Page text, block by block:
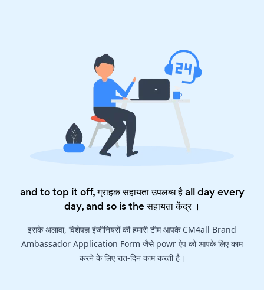
and to top it off, ग्राहक सहायता उपलब्ध है all day every
day, and so is theसहायता केंद्र।
इसके अलावा, विशेषज्ञ इंजीनियरों की हमारी टीम आपके CM4all Brand
Ambassador Application Form जैसे powr ऐप को आपके लिए काम
करने के लिए रात-दिन काम करती है।